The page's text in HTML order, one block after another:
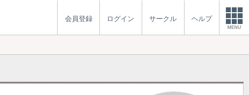
会員登録 ログイン サークル ヘルプ
MENU